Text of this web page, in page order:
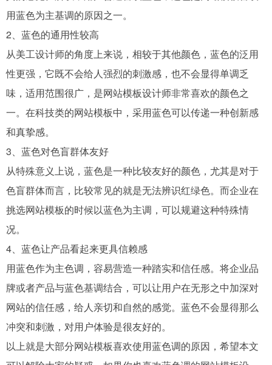
用蓝色为主基调的原因之一。
2、蓝色的通用性较高
从美工设计师的角度上来说，相较于其他颜色，蓝色的泛用
性更强，它既不会给人强烈的刺激感，也不会显得单调乏
味，适用范围很广，是网站模板设计师非常喜欢的颜色之
一。在科技类的网站模板中，采用蓝色可以传递一种创新感
和真挚感。
3、蓝色对色盲群体友好
从特殊意义上说，蓝色是一种比较友好的颜色，尤其是对于
色盲群体而言，比较常见的就是无法辨识红绿色。而企业在
挑选网站模板的时候以蓝色为主调，可以规避这种特殊情
况。
4、蓝色让产品看起来更具信赖感
用蓝色作为主色调，容易营造一种踏实和信任感。将企业品
牌或者产品与蓝色基调结合，可以让用户在无形之中加深对
网站的信任感，给人亲切和自然的感觉。蓝色不会显得那么
冲突和刺激，对用户体验是很友好的。
以上就是大部分网站模板喜欢使用蓝色调的原因，希望本文